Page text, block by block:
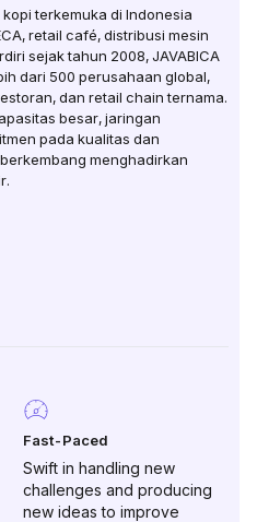
terkemuka di Indonesia
retail café, distribusi mesin
sejak tahun 2008, JAVABICA
dari 500 perusahaan global,
dan retail chain ternama.
besar, jaringan
pada kualitas dan
menghadirkan
Fast-Paced
Swift in handling new
challenges and producing
new ideas to improve